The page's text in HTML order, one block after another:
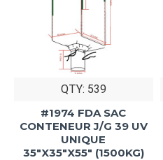
QTY: 539
#1974 FDA SAC
CONTENEUR J/G 39 UV
UNIQUE
35"X35"X55" (1500KG)